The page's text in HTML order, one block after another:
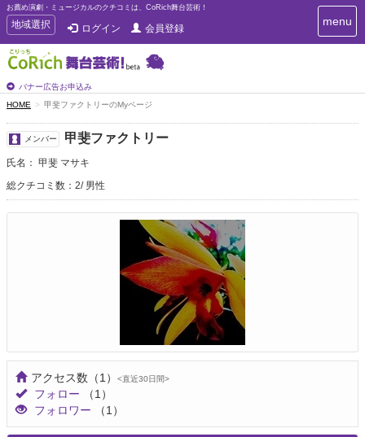
お薦め演劇・ミュージカルのクチコミは、CoRich舞台芸術！
T
o
g
g
e
n
a
v
i
g
t
i
地域選択 ログイン 会員登録
バナー広告お申込み
T
o
a
t
menu
HOME 甲斐ファクトリーのMyページ
メンバー 甲斐ファクトリー
氏名： 甲斐 マサキ
総クチコミ数：2 男性
アクセス数 （1） <直近30日間>
フォロー
（1）
フォロワー
（1）